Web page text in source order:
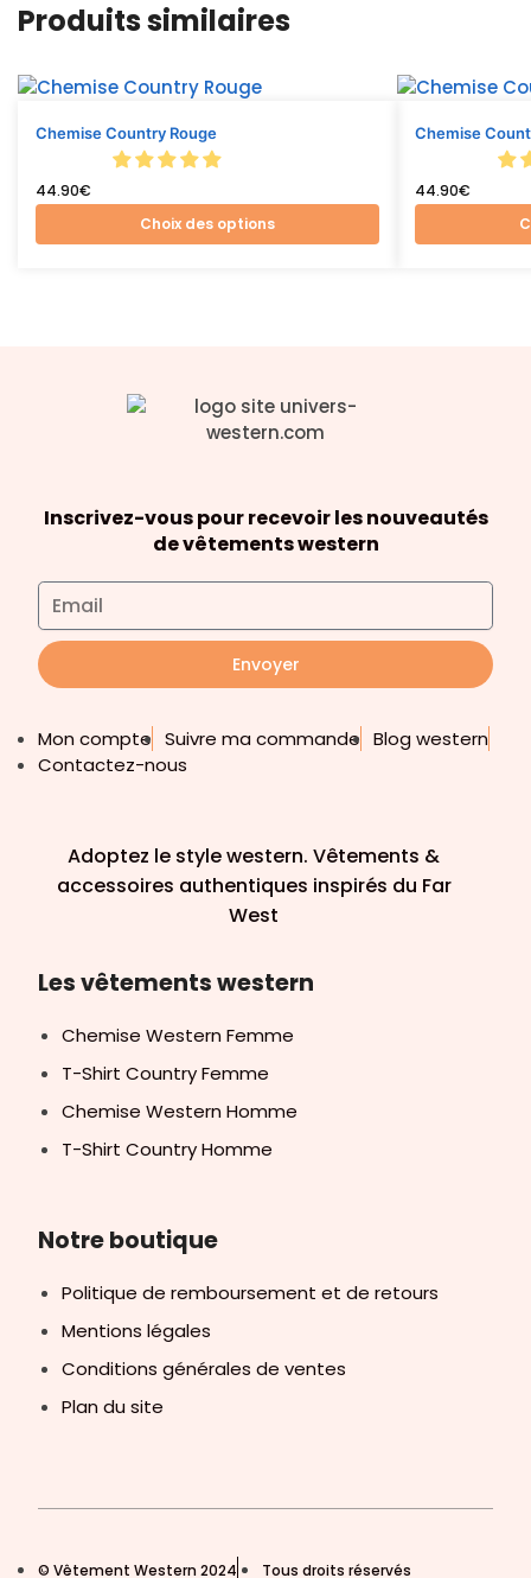
Produits similaires
Chemise Country Rouge
44.90€
Choix des options
Chemise
44.90€
Inscrivez-vous pour recevoir les nouveautés
de vêtements western
Envoyer
Mon compte Suivre ma commande Blog western
Contactez-nous
Adoptez le style western. Vêtements &
accessoires authentiques inspirés du Far
West
Les vêtements western
Chemise Western Femme
T-Shirt Country Femme
Chemise Western Homme
T-Shirt Country Homme
Notre boutique
Politique de remboursement et de retours
Mentions légales
Conditions générales de ventes
Plan du site
© Vêtement Western 2024 Tous droits réservés